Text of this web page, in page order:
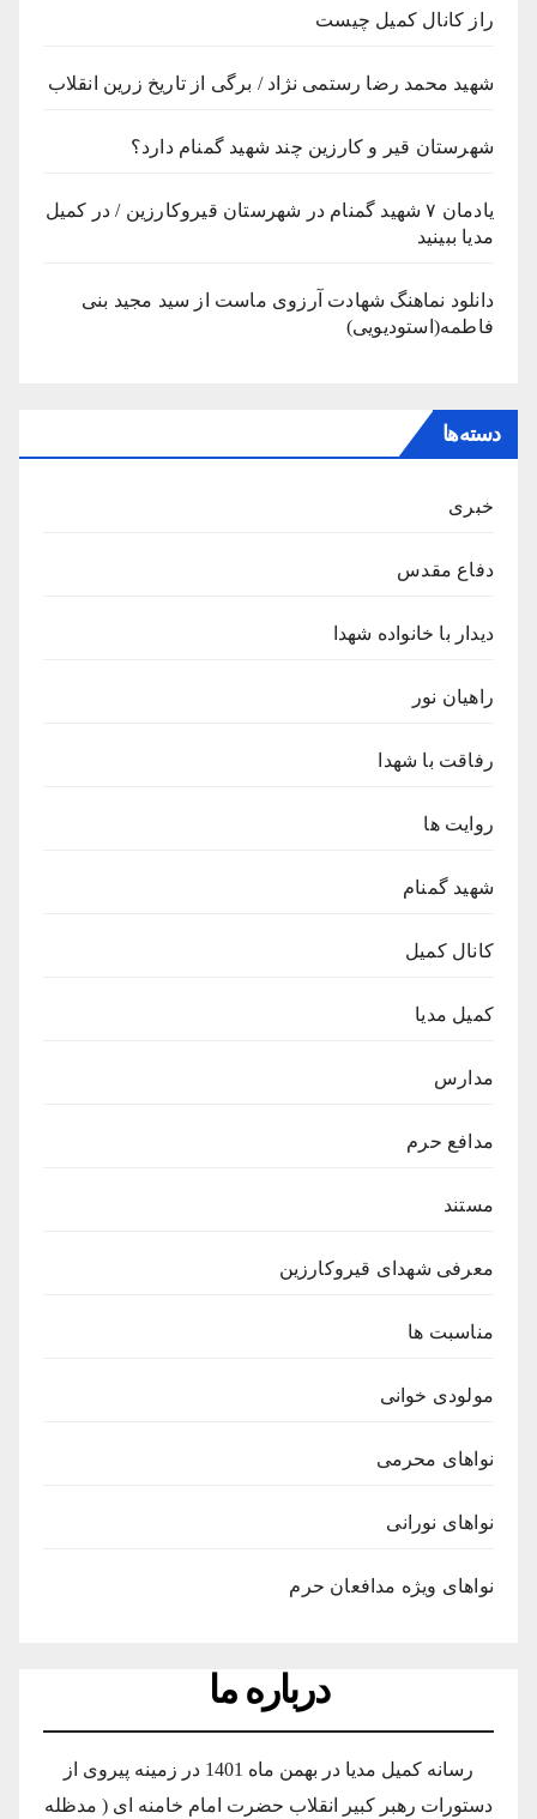
راز کانال کمیل چیست
شهید محمد رضا رستمی نژاد / برگی از تاریخ زرین انقلاب
شهرستان قیر و کارزین چند شهید گمنام دارد؟
یادمان ۷ شهید گمنام در شهرستان قیروکارزین / در کمیل
مدیا ببینید
دانلود نماهنگ شهادت آرزوی ماست از سید مجید بنی
فاطمه(استودیویی)
دسته‌ها
خبری
دفاع مقدس
دیدار با خانواده شهدا
راهیان نور
رفاقت با شهدا
روایت ها
شهید گمنام
کانال کمیل
کمیل مدیا
مدارس
مدافع حرم
مستند
معرفی شهدای قیروکارزین
مناسبت ها
مولودی خوانی
نواهای محرمی
نواهای نورانی
نواهای ویژه مدافعان حرم
درباره ما
رسانه کمیل مدیا در بهمن ماه 1401 در زمینه پیروی از
دستورات رهبر کبیر انقلاب حضرت امام خامنه ای ( مدظله